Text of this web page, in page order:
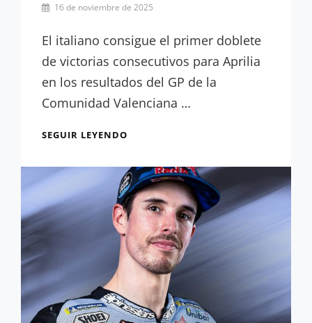
Por
Lora-
16 de noviembre de 2025
El italiano consigue el primer doblete
de victorias consecutivos para Aprilia
en los resultados del GP de la
Comunidad Valenciana …
SEGUIR LEYENDO
VALENCIANA:
BEZZECCHI
CIERRA
2025
POR
TODO
LO
ALTO